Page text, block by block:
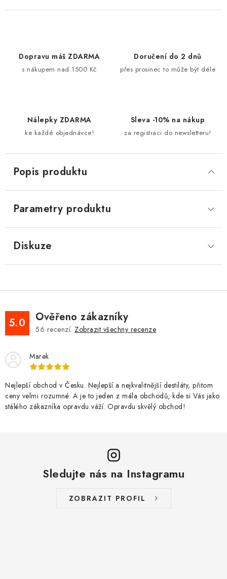
Dopravu máš ZDARMA
s nákupem nad 1500 Kč
Doručení do 2 dnů
přes prosinec to může být déle
Nálepky ZDARMA
ke každé objednávce!
Sleva -10% na nákup
za registraci do newsletteru!
Popis produktu
Parametry produktu
Diskuze
5.0 Ověřeno zákazníky
56 recenzí. Zobrazit všechny recenze
Marek
Nejlepší obchod v Česku. Nejlepší a nejkvalitnější destiláty, přitom
ceny velmi rozumné. A je to jeden z mála obchodů, kde si Vás jako
stálého zákazníka opravdu váží. Opravdu skvělý obchod!
Sledujte nás na Instagramu
ZOBRAZIT PROFIL